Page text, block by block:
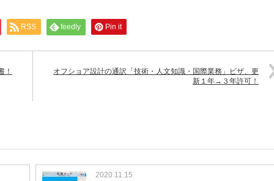
RSS feedly Pin it
！
オフショア設計の通訳「技術・人文知識・国際業務」ビザ、更
新１年→３年許可！
2020.11.15